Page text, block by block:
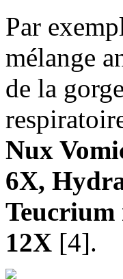
Par
mélange
de la
Nux
6X,
12X [4].